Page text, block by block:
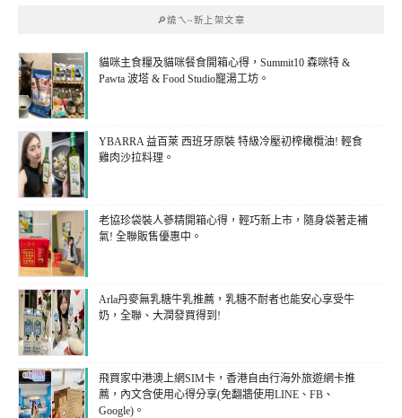
🔎燒ㄟ~新上架文章
貓咪主食糧及貓咪餐食開箱心得，Summit10 森咪特 &
Pawta 波塔 & Food Studio寵湯工坊。
YBARRA 益百萊 西班牙原裝 特級冷壓初榨橄欖油! 輕食
雞肉沙拉料理。
老協珍袋裝人蔘精開箱心得，輕巧新上市，隨身袋著走補
氣! 全聯販售優惠中。
Arla丹麥無乳糖牛乳推薦，乳糖不耐者也能安心享受牛
奶，全聯、大潤發買得到!
飛買家中港澳上網SIM卡，香港自由行海外旅遊網卡推
薦，內文含使用心得分享(免翻牆使用LINE、FB、
Google)。